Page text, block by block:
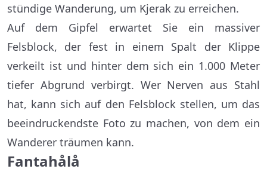
stündige Wanderung, um Kjerak zu erreichen.
Auf dem Gipfel erwartet Sie ein massiver
Felsblock, der fest in einem Spalt der Klippe
verkeilt ist und hinter dem sich ein 1.000 Meter
tiefer Abgrund verbirgt. Wer Nerven aus Stahl
hat, kann sich auf den Felsblock stellen, um das
beeindruckendste Foto zu machen, von dem ein
Wanderer träumen kann.
Fantahålå